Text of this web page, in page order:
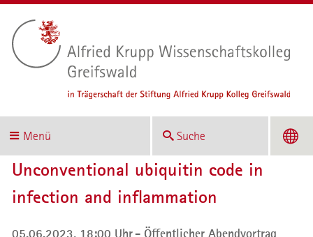
Menü Suche
Unconventional ubiquitin code in
infection and inflammation
05.06.2023, 18:00 Uhr Öffentlicher Abendvortrag